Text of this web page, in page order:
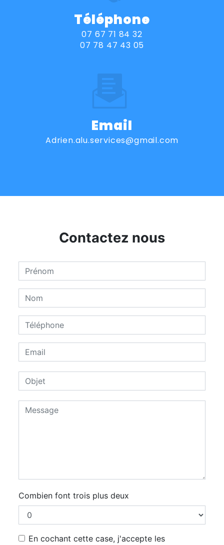
Téléphone
07 67 71 84 32
07 78 47 43 05
Email
adrien.alu.services@gmail.com
Contactez nous
Combien font trois plus deux
En cochant cette case, j'accepte les